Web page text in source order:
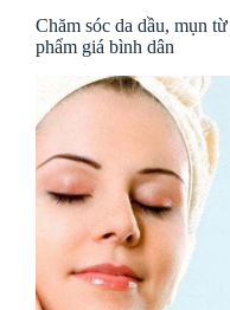
Chăm sóc da dầu, mụn
phẩm giá bình dân